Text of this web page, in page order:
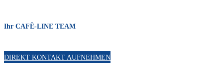
Ihr CAFÈ-LINE TEAM
DIREKT KONTAKT AUFNEHMEN